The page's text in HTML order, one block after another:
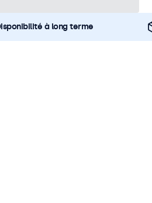
à long terme